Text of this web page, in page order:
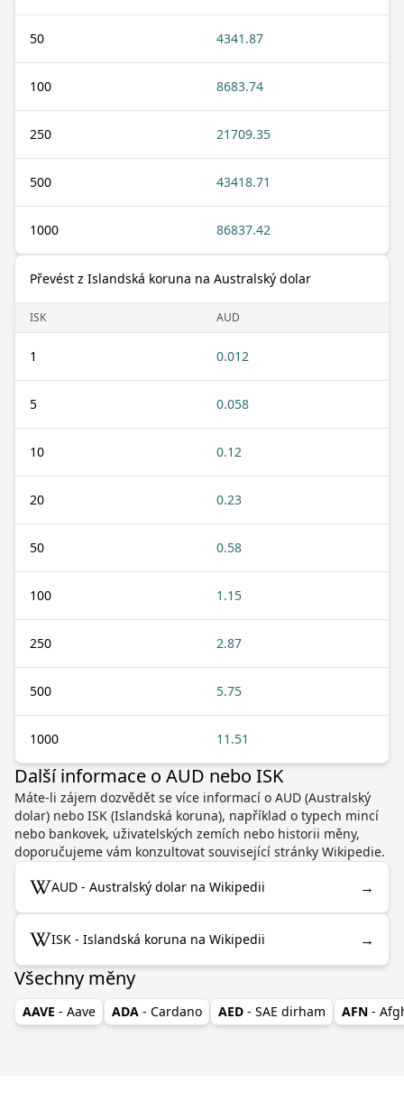
50 4341.87
100 8683.74
250 21709.35
500 43418.71
1000 86837.42
Převést z Islandská koruna na Australský dolar
ISK AUD
1 0.012
5 0.058
10 0.12
20 0.23
50 0.58
100 1.15
250 2.87
500 5.75
1000 11.51
Další informace o AUD nebo ISK
Máte-li zájem dozvědět se více informací o AUD (Australský
dolar) nebo ISK (Islandská koruna), například o typech mincí
nebo bankovek, uživatelských zemích nebo historii měny,
doporučujeme vám konzultovat související stránky Wikipedie.
AUD - Australský dolar na Wikipedii →
ISK - Islandská koruna na Wikipedii →
Všechny měny
AAVE - Aave ADA - Cardano AED - SAE dirham AFN -